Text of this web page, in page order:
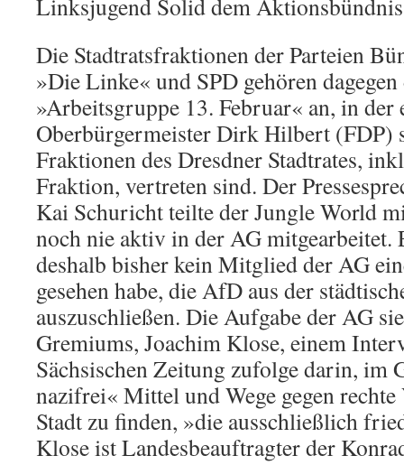
Linksjugend Solid dem
Die Stadtratsfraktionen der Parteien
»Die Linke« und SPD gehören
»Arbeitsgruppe 13. Februar« an, in der
Oberbürgermeister Dirk Hilbert (FDP)
Fraktionen des Dresdner Stadtrates,
Fraktion, vertreten sind. Der
Kai Schuricht teilte der Jungle World
noch nie aktiv in der AG mitgearbeitet.
deshalb bisher kein Mitglied der AG
gesehen habe, die AfD aus der
auszuschließen. Die Aufgabe der AG
Gremiums, Joachim Klose, einem
Sächsischen Zeitung zufolge darin, im
nazifrei« Mittel und Wege gegen
Stadt zu finden, »die ausschließlich
Klose ist Landesbeauftragter der